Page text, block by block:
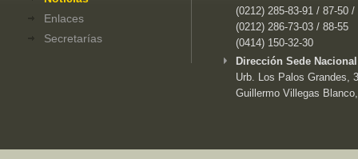
Enlaces
Secretarías
(0212) 285-83-91 / 87-50 /
(0212) 286-73-03 / 88-55
(0414) 150-32-30
Dirección Sede
Urb. Los Palos Grandes,
Guillermo Villegas